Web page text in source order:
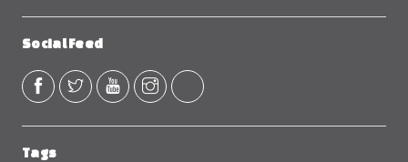
Social Feed
Tags